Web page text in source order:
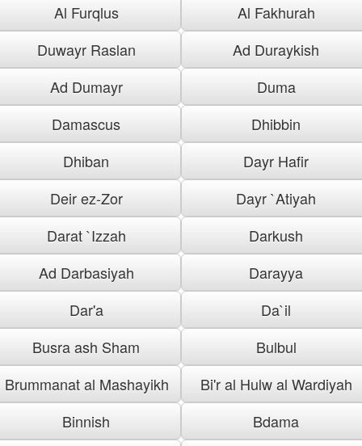
Al Furqlus
Al Fakhurah
Duwayr Raslan
Ad Duraykish
Ad Dumayr
Duma
Damascus
Dhibbin
Dhiban
Dayr Hafir
Deir ez-Zor
Dayr `Atiyah
Darat `Izzah
Darkush
Ad Darbasiyah
Darayya
Dar'a
Da`il
Busra ash Sham
Bulbul
Brummanat al Mashayikh
Bi'r al Hulw al Wardiyah
Binnish
Bdama